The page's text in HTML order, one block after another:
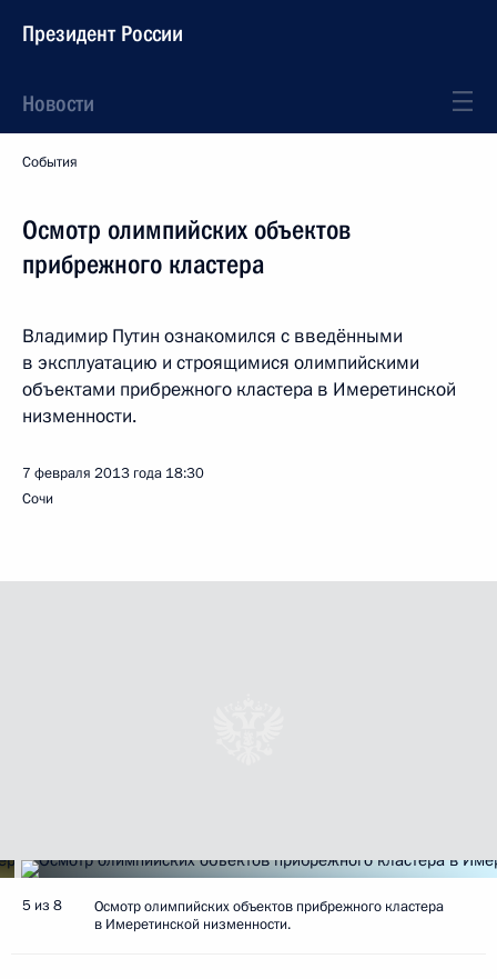
Президент России
Новости
События
Осмотр олимпийских объектов
прибрежного кластера
Владимир Путин ознакомился с введёнными
в эксплуатацию и строящимися олимпийскими
объектами прибрежного кластера в Имеретинской
низменности.
7 февраля 2013 года 18:30
Сочи
5 из 8
Осмотр олимпийских объектов прибрежного кластера
в Имеретинской низменности.